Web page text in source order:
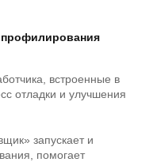
профилирования
встроенные в
отладки и улучшения
запускает и
помогает